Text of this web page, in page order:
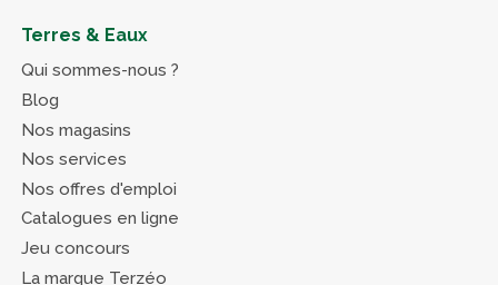
Terres & Eaux
Qui sommes-nous ?
Blog
Nos magasins
Nos services
Nos offres d'emploi
Catalogues en ligne
Jeu concours
La marque Terzéo